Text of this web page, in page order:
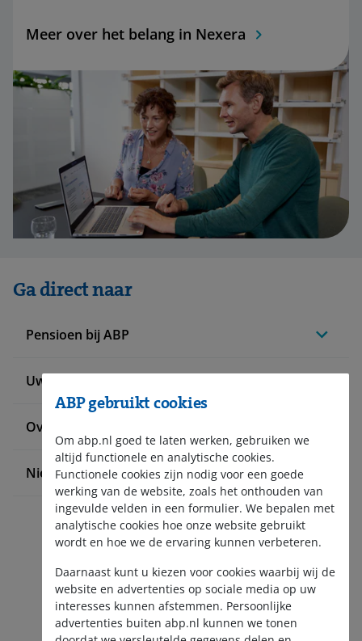
Meer over het belang in Nexera
Ga direct naar
Pensioen bij ABP
Uw situatie verandert
Over ABP
Nieuws en pers
Aanmelden nieuwsbrief
ABP gebruikt cookies
Om abp.nl goed te laten werken, gebruiken we
altijd functionele en analytische cookies.
Functionele cookies zijn nodig voor een goede
werking van de website, zoals het onthouden van
ingevulde velden in een formulier. We bepalen met
analytische cookies hoe onze website gebruikt
wordt en hoe we de ervaring kunnen verbeteren.
Daarnaast kunt u kiezen voor cookies waarbij wij de
website en advertenties op sociale media op uw
interesses kunnen afstemmen. Persoonlijke
advertenties buiten abp.nl kunnen we tonen